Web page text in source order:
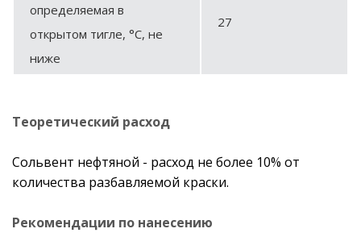
определяемая в
открытом тигле, °С, не
ниже
27
Теоретический расход
Сольвент нефтяной - расход не более 10% от
количества разбавляемой краски.
Рекомендации по нанесению